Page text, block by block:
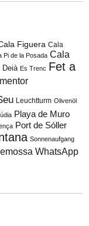
Figuera Cala
Pi de la Posada Cala
Deià Es Trenc Fet a
Leuchtturm Olivenöl
Playa de Muro
Port de Sóller
Sonnenaufgang
WhatsApp